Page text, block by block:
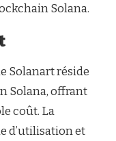
Solana.
Solanart réside
Solana, offrant
coût. La
d’utilisation et